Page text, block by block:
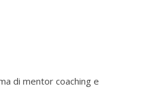
di mentor coaching e